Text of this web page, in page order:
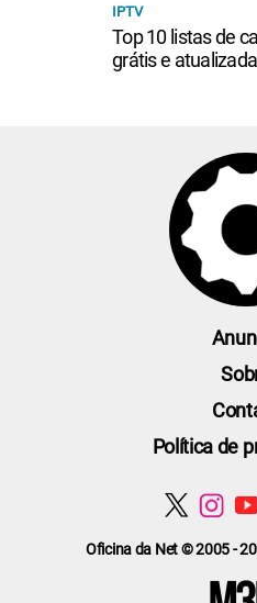
IPTV
Top 10 listas de
grátis e
Oficina da Net © 2005 -
Política de